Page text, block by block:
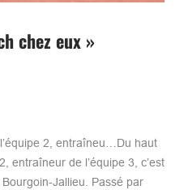
chez eux »
2, entraîneu…Du haut
entraîneur de l’équipe 3, c’est
Jallieu. Passé par